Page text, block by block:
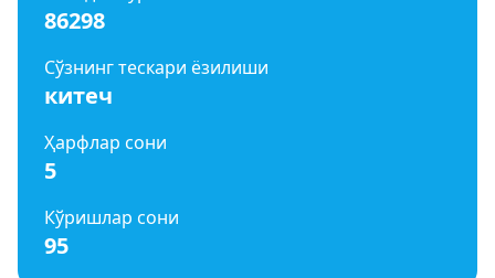
86298
Сўзнинг тескари ёзилиши
китеч
Ҳарфлар сони
5
Кўришлар сони
95